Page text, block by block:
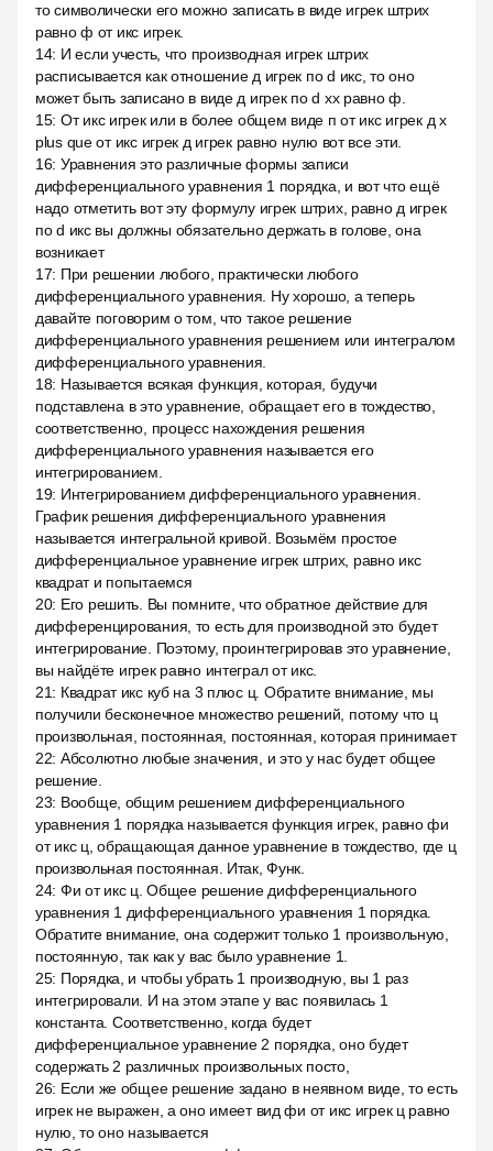
то символически его можно записать в виде игрек штрих
равно ф от икс игрек.
14: И если учесть, что производная игрек штрих
расписывается как отношение д игрек по d икс, то оно
может быть записано в виде д игрек по d xx равно ф.
15: От икс игрек или в более общем виде п от икс игрек д x
plus que от икс игрек д игрек равно нулю вот все эти.
16: Уравнения это различные формы записи
дифференциального уравнения 1 порядка, и вот что ещё
надо отметить вот эту формулу игрек штрих, равно д игрек
по d икс вы должны обязательно держать в голове, она
возникает
17: При решении любого, практически любого
дифференциального уравнения. Ну хорошо, а теперь
давайте поговорим о том, что такое решение
дифференциального уравнения решением или интегралом
дифференциального уравнения.
18: Называется всякая функция, которая, будучи
подставлена в это уравнение, обращает его в тождество,
соответственно, процесс нахождения решения
дифференциального уравнения называется его
интегрированием.
19: Интегрированием дифференциального уравнения.
График решения дифференциального уравнения
называется интегральной кривой. Возьмём простое
дифференциальное уравнение игрек штрих, равно икс
квадрат и попытаемся
20: Его решить. Вы помните, что обратное действие для
дифференцирования, то есть для производной это будет
интегрирование. Поэтому, проинтегрировав это уравнение,
вы найдёте игрек равно интеграл от икс.
21: Квадрат икс куб на 3 плюс ц. Обратите внимание, мы
получили бесконечное множество решений, потому что ц
произвольная, постоянная, постоянная, которая принимает
22: Абсолютно любые значения, и это у нас будет общее
решение.
23: Вообще, общим решением дифференциального
уравнения 1 порядка называется функция игрек, равно фи
от икс ц, обращающая данное уравнение в тождество, где ц
произвольная постоянная. Итак, Функ.
24: Фи от икс ц. Общее решение дифференциального
уравнения 1 дифференциального уравнения 1 порядка.
Обратите внимание, она содержит только 1 произвольную,
постоянную, так как у вас было уравнение 1.
25: Порядка, и чтобы убрать 1 производную, вы 1 раз
интегрировали. И на этом этапе у вас появилась 1
константа. Соответственно, когда будет
дифференциальное уравнение 2 порядка, оно будет
содержать 2 различных произвольных посто,
26: Если же общее решение задано в неявном виде, то есть
игрек не выражен, а оно имеет вид фи от икс игрек ц равно
нулю, то оно называется